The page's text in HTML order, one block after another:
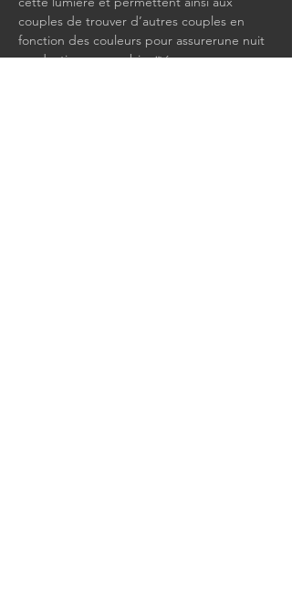
couples de trouver d’autres couples en
fonction des couleurs pour assurerune nuit
productive sans ambiguïté.